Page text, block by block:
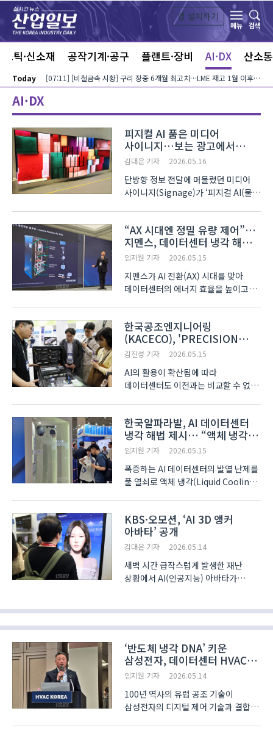
본문 바로가기
앱 설치하기
메뉴
검색
틱·신소재 공작기계·공구 플랜트·장비 AI·DX 산소통
Today [07:11] [비철금속 시황] 구리 장중 6개월 최고치…LME 재고 1월 이후 최저
AI·DX
피지컬 AI 품은 미디어
사이니지…보는 광고에서
반응하는 미디어로
김대은 기자 2026.05.16
단방향 정보 전달에 머물렀던 미디어
사이니지(Signage)가 ‘피지컬 AI(물리
있다. 서울 코엑스(COEX)에서
12일부터 15일까지 진행된 ‘KOBA
2026(제34회 국제 방송·..
“AX 시대엔 정밀 유량 제어”…
지멘스, 데이터센터 냉각 해법
제시
임지원 기자 2026.05.15
지멘스가 AI 전환(AX) 시대를 맞아
데이터센터의 에너지 효율을 높이고
지멘스 부장은 14일 서울 삼성동
코엑스에서 열린 ‘데이터센터
컨퍼런스’에서 “데이터센터 시장이..
한국공조엔지니어링
(KACECO), 'PRECISION
LIQUID COOLING’으로
김진성 기자 2026.05.15
AI의 활용이 확산됨에 따라
데이터센터도 이전과는 비교할 수 없을
관리하는 것이 모든 데이터센터 관련
기업들의 공동 과제로 자리매김하고
있다. 5월 13일부터 1..
한국알파라발, AI 데이터센터
냉각 해법 제시… “액체 냉각·
열 재사용 필수”
임지원 기자 2026.05.15
폭증하는 AI 데이터센터의 발열 난제를
풀 열쇠로 액체 냉각(Liquid Cooling)
사활을 걸 핵심 지표다.
한국알파라발은 서울 삼성동
코엑스에서 13일 개막한 ‘2026
대한민..
KBS·오모션, ‘AI 3D 앵커
아바타’ 공개
김대은 기자 2026.05.14
새벽 시간 급작스럽게 발생한 재난
상황에서 AI(인공지능) 아바타가
협력해 개발한 ‘AI 앵커 아바타’
솔루션이다. KBS는 서울 코엑스
(COEX)에서 진행 중인 ‘KOBA 2..
‘반도체 냉각 DNA’ 키운
삼성전자, 데이터센터 HVAC
시장 공략
임지원 기자 2026.05.14
100년 역사의 유럽 공조 기술이
삼성전자의 디지털 제어 기술과 결합해